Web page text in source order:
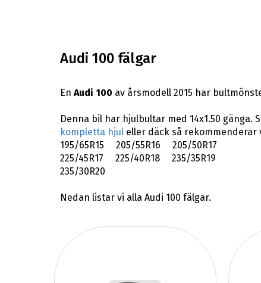
Audi 100 fälgar
En Audi 100 av årsmodell 2015 har
Denna bil har hjulbultar med 14x1.50
kompletta hjuleller däck så rekommenderar
195/65R15 205/55R16 205/50R17
225/45R17 225/40R18 235/35R19
235/30R20
Nedan listar vi alla Audi 100 fälgar.